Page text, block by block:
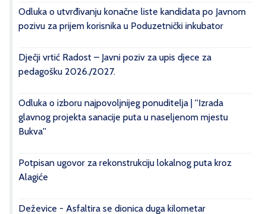
Odluka o utvrđivanju konačne liste kandidata po Javnom
pozivu za prijem korisnika u Poduzetnički inkubator
Dječji vrtić Radost – Javni poziv za upis djece za
pedagošku 2026./2027.
Odluka o izboru najpovoljnijeg ponuditelja | ''Izrada
glavnog projekta sanacije puta u naseljenom mjestu
Bukva''
Potpisan ugovor za rekonstrukciju lokalnog puta kroz
Alagiće
Deževice - Asfaltira se dionica duga kilometar